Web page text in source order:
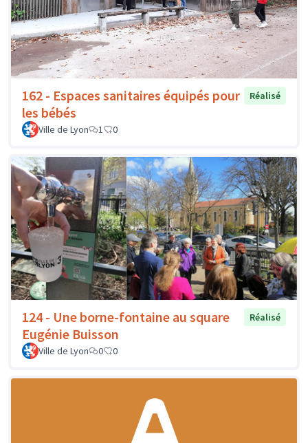
162 - Espaces sanitaires équipés pour
les bébés
Réalisé
Ville de Lyon 1 0
124 - Une borne-fontaine au square
Eugénie Buisson
Réalisé
Ville de Lyon 0 0